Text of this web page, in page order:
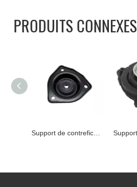
PRODUITS CONNEXES